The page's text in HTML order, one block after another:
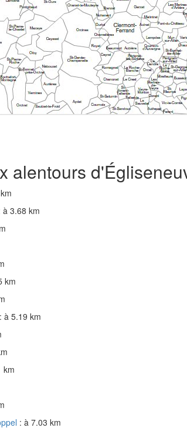
alentours
à 3.68 km
km
: à 5.19 km
km
: à 7.03 km